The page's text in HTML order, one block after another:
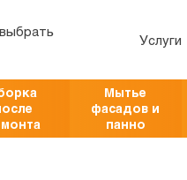
Услуги
Мытье
фасадов и
панно